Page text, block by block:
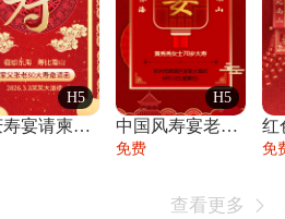
H5
喜庆寿宴请柬老人生日宴会邀请函请柬过大寿
H5
中国风寿宴老人生日宴会邀请函寿宴请帖请柬
免费 免
查看更多 